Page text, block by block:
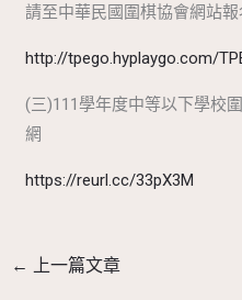
請至中華民國圍棋協會網站報
http://tpego.hyplaygo.com/
(三)111學年度中等以下學校
網
https://reurl.cc/33pX3M
← 上一篇文章